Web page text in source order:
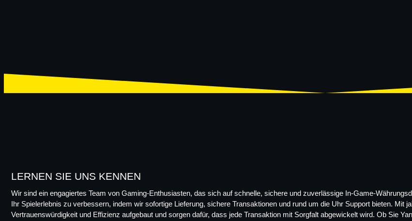
LERNEN SIE UNS KENNEN
Wir sind ein engagiertes Team von Gaming-Enthusiasten, das sich auf schnelle, sichere und zuverlässige In-Game-
Ihr Spielerlebnis zu verbessern, indem wir sofortige Lieferung, sichere Transaktionen und rund um die Uhr Support bieten. Mit
Vertrauenswürdigkeit und Effizienz aufgebaut und sorgen dafür, dass jede Transaktion mit Sorgfalt abgewickelt wird. Ob Sie